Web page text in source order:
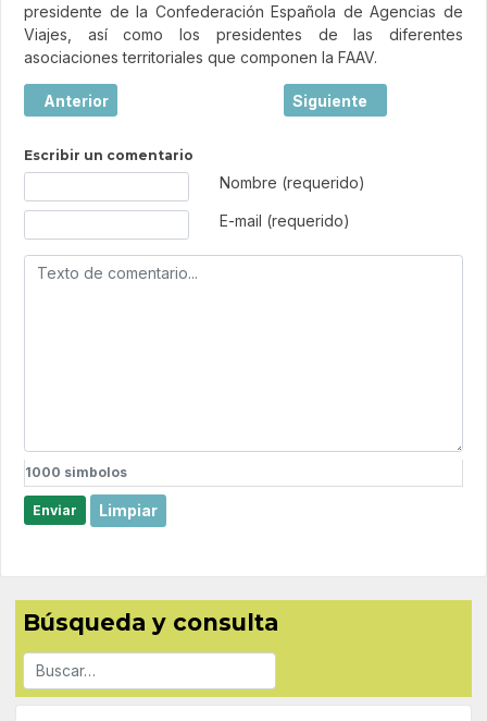
presidente de la Confederación Española de Agencias de
Viajes, así como los presidentes de las diferentes
asociaciones territoriales que componen la FAAV.
Artículo anterior: Los datos de turismo emisor auguran
Anterior Artículo siguiente:
Siguiente
Escribir un comentario
Nombre (requerido)
E-mail (requerido)
1000 simbolos
Enviar Limpiar
Búsqueda y consulta
Buscar